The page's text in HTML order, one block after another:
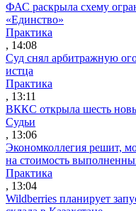
ФАС раскрыла схему
«Единство»
Практика
, 14:08
Суд снял арбитражную
истца
Практика
, 13:11
ВККС открыла шесть
Судьи
, 13:06
Экономколлегия решит,
на стоимость
Практика
, 13:04
Wildberries планирует